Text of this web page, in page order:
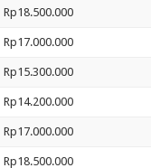
Rp18.500.000
Rp17.000.000
Rp15.300.000
Rp14.200.000
Rp17.000.000
Rp18.500.000